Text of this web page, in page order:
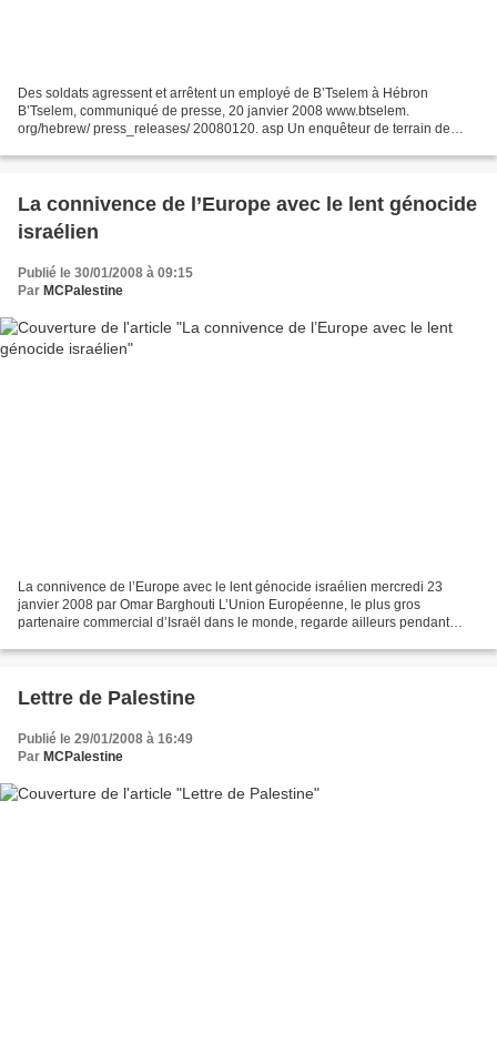
Des soldats agressent et arrêtent un employé de B’Tselem à Hébron
B’Tselem, communiqué de presse, 20 janvier 2008 www.btselem.
org/hebrew/ press_releases/ 20080120. asp Un enquêteur de terrain de
La connivence de l’Europe avec le lent génocide
israélien
Publié le 30/01/2008 à 09:15
Par MCPalestine
La connivence de l’Europe avec le lent génocide israélien mercredi 23
janvier 2008 par Omar Barghouti L’Union Européenne, le plus gros
partenaire commercial d’Israël dans le monde, regarde ailleurs pendant
Lettre de Palestine
Publié le 29/01/2008 à 16:49
Par MCPalestine